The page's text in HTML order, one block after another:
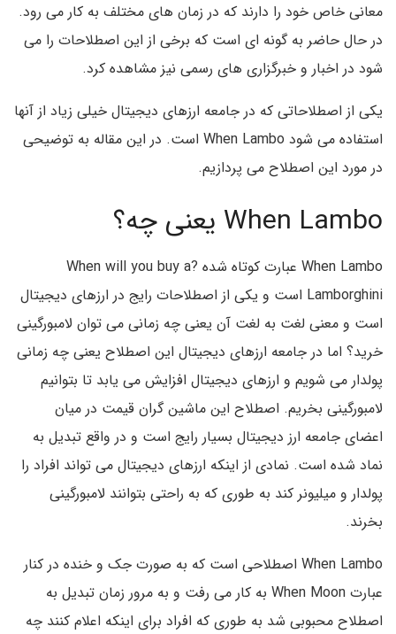
معانی خاص خود را دارند که در زمان های مختلف به کار می رود.
در حال حاضر به گونه ای است که برخی از این اصطلاحات را می
شود در اخبار و خبرگزاری های رسمی نیز مشاهده کرد.
یکی از اصطلاحاتی که در جامعه ارزهای دیجیتال خیلی زیاد از آنها
استفاده می شود When Lambo است. در این مقاله به توضیحی
در مورد این اصطلاح می پردازیم.
When Lambo یعنی چه؟
When Lambo عبارت کوتاه شده ?When will you buy a
Lamborghini است و یکی از اصطلاحات رایج در ارزهای دیجیتال
است و معنی لغت به لغت آن یعنی چه زمانی می توان لامبورگینی
خرید؟ اما در جامعه ارزهای دیجیتال این اصطلاح یعنی چه زمانی
پولدار می شویم و ارزهای دیجیتال افزایش می یابد تا بتوانیم
لامبورگینی بخریم. اصطلاح این ماشین گران قیمت در میان
اعضای جامعه ارز دیجیتال بسیار رایج است و در واقع تبدیل به
نماد شده است. نمادی از اینکه ارزهای دیجیتال می تواند افراد را
پولدار و میلیونر کند به طوری که به راحتی بتوانند لامبورگینی
بخرند.
When Lambo اصطلاحی است که به صورت جک و خنده در کنار
عبارت When Moon به کار می رفت و به مرور زمان تبدیل به
اصطلاح محبوبی شد به طوری که افراد برای اینکه اعلام کنند چه